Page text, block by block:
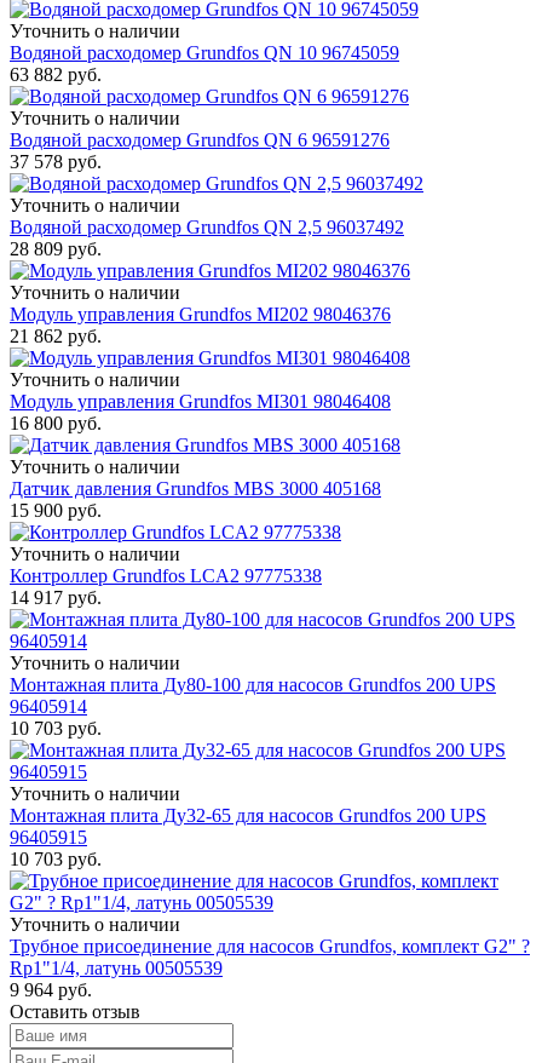
Уточнить о наличии
Водяной расходомер Grundfos QN 10 96745059
63 882 руб.
Уточнить о наличии
Водяной расходомер Grundfos QN 6 96591276
37 578 руб.
Уточнить о наличии
Водяной расходомер Grundfos QN 2,5 96037492
28 809 руб.
Уточнить о наличии
Модуль управления Grundfos MI202 98046376
21 862 руб.
Уточнить о наличии
Модуль управления Grundfos MI301 98046408
16 800 руб.
Уточнить о наличии
Датчик давления Grundfos MBS 3000 405168
15 900 руб.
Уточнить о наличии
Контроллер Grundfos LCA2 97775338
14 917 руб.
Уточнить о наличии
Монтажная плита Ду80-100 для насосов Grundfos 200 UPS
96405914
10 703 руб.
Уточнить о наличии
Монтажная плита Ду32-65 для насосов Grundfos 200 UPS
96405915
10 703 руб.
Уточнить о наличии
Трубное присоединение для насосов Grundfos, комплект G2" ?
Rp1"1/4, латунь 00505539
9 964 руб.
Оставить отзыв